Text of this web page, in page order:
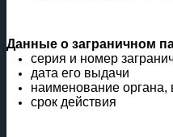
Данные о заграничном
серия и номер
дата его выдачи
наименование
срок действия